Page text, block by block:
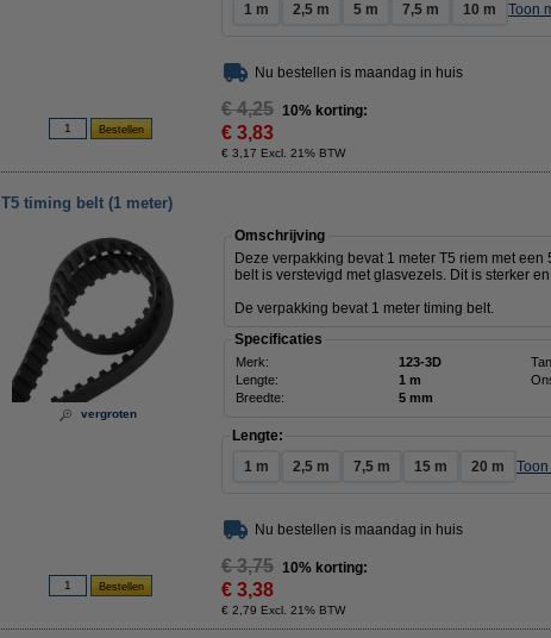
1 m
2,5 m 5 m 7,5 m 10 m Toon
Nu bestellen is maandag in huis
€ 4,25 10% korting:
€ 3,83
€ 3,17 Excl. 21% BTW
T5 timing belt (1 meter)
vergroten
Omschrijving
Deze verpakking bevat 1 meter T5 riem met
belt is verstevigd met glasvezels. Dit is sterker
De verpakking bevat 1 meter timing belt.
Specificaties
Merk: 123-3D
Lengte:
1 m
Breedte:
5 mm
Lengte:
1 m
2,5 m 7,5 m 15 m 20 m
Nu bestellen is maandag in huis
€ 3,75 10% korting:
€ 3,38
€ 2,79 Excl. 21% BTW